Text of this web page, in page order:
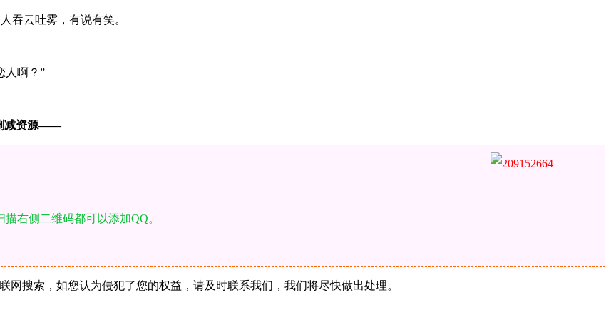
吞云吐雾，有说有笑。
人啊？”
减资源—​​​​—
描右侧二维码都可以添加QQ。
网搜索，如您认为侵犯了您的权益，请及时联系我们，我们将尽快做出处理。